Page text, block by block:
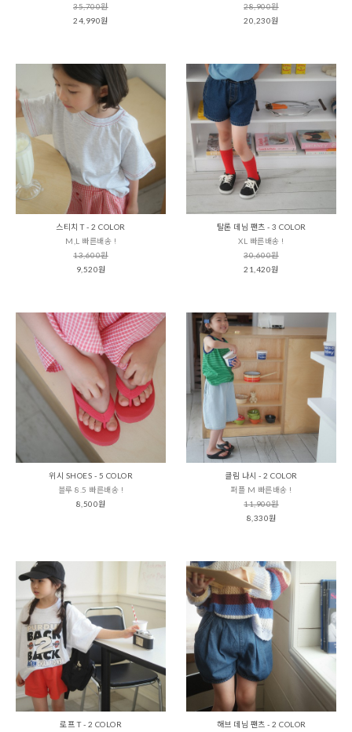
35,700원
24,990원
28,900원
20,230원
스티치 T - 2 COLOR
M,L 빠른배송 !
13,600원
9,520원
탈론 데님 팬츠 - 3 COLOR
XL 빠른배송 !
30,600원
21,420원
위시 SHOES - 5 COLOR
블루 8.5 빠른배송 !
8,500원
클림 나시 - 2 COLOR
퍼플 M 빠른배송 !
11,900원
8,330원
로프 T - 2 COLOR
해브 데님 팬츠 - 2 COLOR